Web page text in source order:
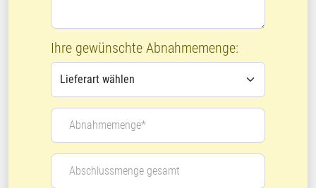
Ihre gewünschte Abnahmemenge:
Abnahmemenge*
Abschlussmenge gesamt